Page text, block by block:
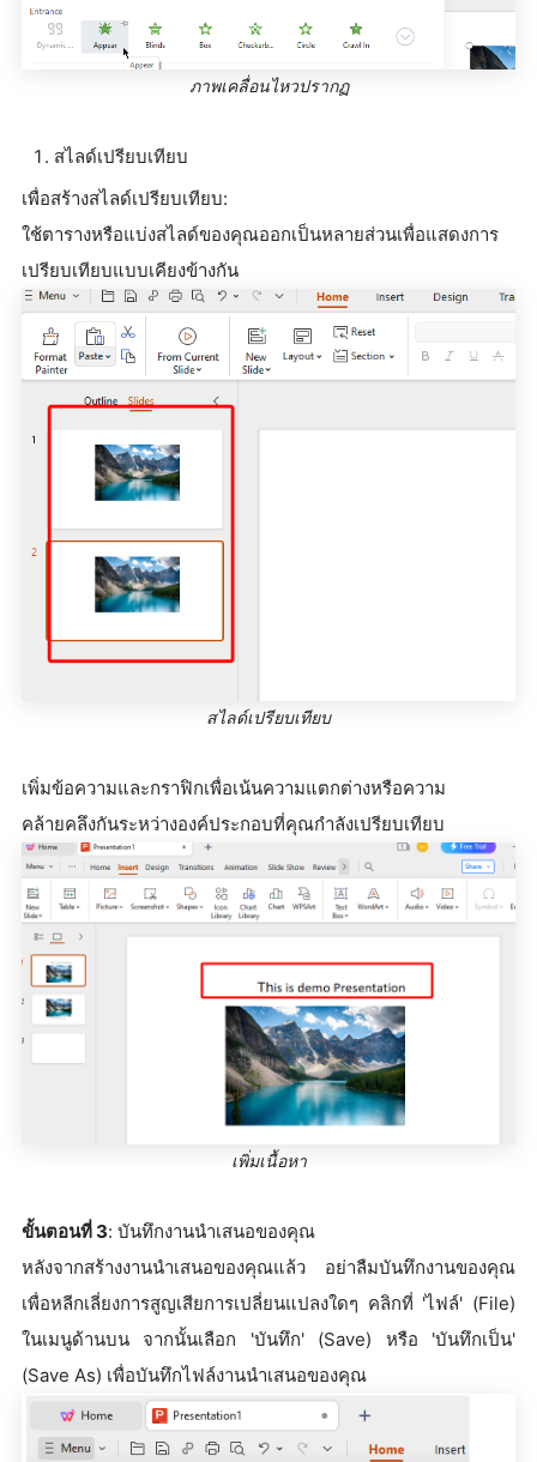
ภาพเคลื่อนไหวปรากฏ
สไลด์เปรียบเทียบ
เพื่อสร้างสไลด์เปรียบเทียบ:
ใช้ตารางหรือแบ่งสไลด์ของคุณออกเป็นหลายส่วนเพื่อแสดงการ
เปรียบเทียบแบบเคียงข้างกัน
สไลด์เปรียบเทียบ
เพิ่มข้อความและกราฟิกเพื่อเน้นความแตกต่างหรือความ
คล้ายคลึงกันระหว่างองค์ประกอบที่คุณกำลังเปรียบเทียบ
เพิ่มเนื้อหา
ขั้นตอนที่ 3: บันทึกงานนำเสนอของคุณ
หลังจากสร้างงานนำเสนอของคุณแล้ว อย่าลืมบันทึกงานของคุณ
เพื่อหลีกเลี่ยงการสูญเสียการเปลี่ยนแปลงใดๆ คลิกที่ 'ไฟล์' (File)
ในเมนูด้านบน จากนั้นเลือก 'บันทึก' (Save) หรือ 'บันทึกเป็น'
(Save As) เพื่อบันทึกไฟล์งานนำเสนอของคุณ